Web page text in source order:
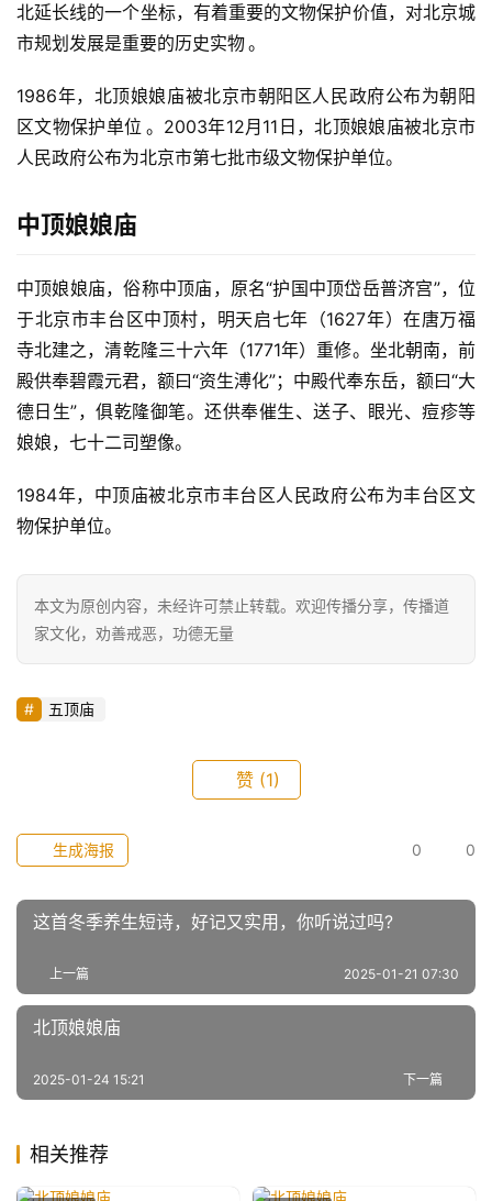
北延长线的一个坐标，有着重要的文物保护价值，对北京城
市规划发展是重要的历史实物。
1986年，北顶娘娘庙被北京市朝阳区人民政府公布为朝阳
区文物保护单位 。2003年12月11日，北顶娘娘庙被北京市
人民政府公布为北京市第七批市级文物保护单位。
中顶娘娘庙
中顶娘娘庙，俗称中顶庙，原名“护国中顶岱岳普济宫”，位
于北京市丰台区中顶村，明天启七年（1627年）在唐万福
寺北建之，清乾隆三十六年（1771年）重修。坐北朝南，前
殿供奉碧霞元君，额曰“资生溥化”；中殿代奉东岳，额曰“大
德日生”，俱乾隆御笔。还供奉催生、送子、眼光、痘疹等
娘娘，七十二司塑像。
1984年，中顶庙被北京市丰台区人民政府公布为丰台区文
物保护单位。
本文为原创内容，未经许可禁止转载。欢迎传播分享，传播道
家文化，劝善戒恶，功德无量
五顶庙
赞 (1)
0 0
生成海报
这首冬季养生短诗，好记又实用，你听说过吗?
上一篇 2025-01-21 07:30
北顶娘娘庙
下一篇
2025-01-24 15:21
相关推荐